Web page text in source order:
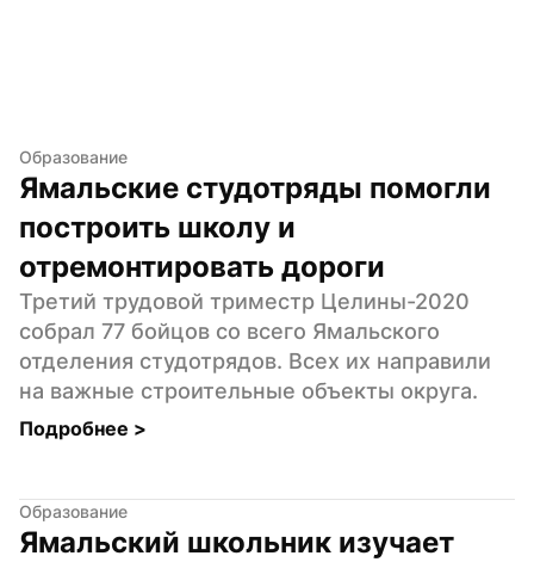
Образование
Ямальские студотряды помогли
построить школу и
отремонтировать дороги
Третий трудовой триместр Целины-2020
собрал 77 бойцов со всего Ямальского
отделения студотрядов. Всех их направили
на важные строительные объекты округа.
Подробнее >
Образование
Ямальский школьник изучает